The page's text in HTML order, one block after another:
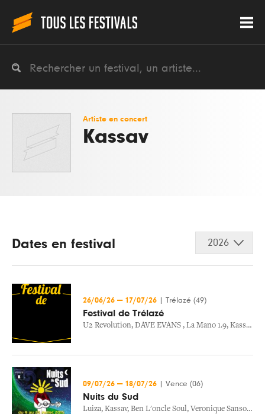
Artiste en concert
Kassav
Dates en festival 2026
26/06/26 — 17/07/26 Trélazé (49)
Festival de Trélazé
U2 Revolution, DAVE EVANS , La Mano 1.9, Kassav
09/07/26 — 18/07/26 Vence (06)
Nuits du Sud
Luiza, Kassav, Ben L'oncle Soul, Veronique Sanson ,